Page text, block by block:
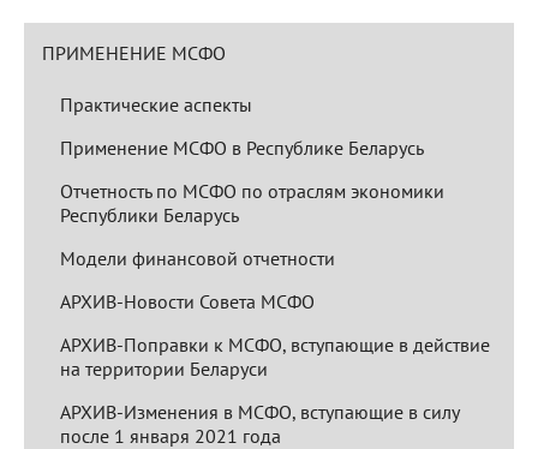
ПРИМЕНЕНИЕ МСФО
Практические аспекты
Применение МСФО в Республике Беларусь
Отчетность по МСФО по отраслям экономики
Республики Беларусь
Модели финансовой отчетности
АРХИВ-Новости Совета МСФО
АРХИВ-Поправки к МСФО, вступающие в действие
на территории Беларуси
АРХИВ-Изменения в МСФО, вступающие в силу
после 1 января 2021 года